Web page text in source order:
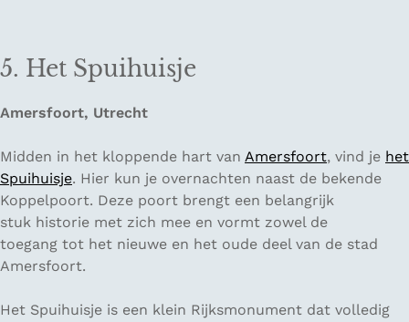
5. Het Spuihuisje
Amersfoort, Utrecht
Midden in het kloppende hart van Amersfoort, vind je het
Spuihuisje. Hier kun je overnachten naast de bekende
Koppelpoort. Deze poort brengt een belangrijk
stuk historie met zich mee en vormt zowel de
toegang tot het nieuwe en het oude deel van de stad
Amersfoort.
Het Spuihuisje is een klein Rijksmonument dat volledig